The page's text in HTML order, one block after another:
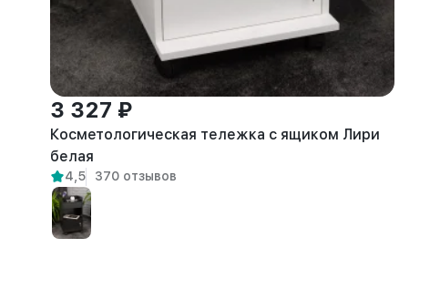
3 327 ₽
Косметологическая тележка с ящиком Лири
белая
4,5 370 отзывов